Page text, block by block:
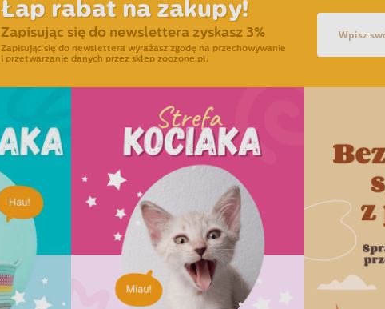
Łap rabat na zakupy!
Zapisując się do newslettera zyskasz 3%
Zapisując się do newslettera wyrażasz zgodę na przechowywanie
i przetwarzanie danych przez sklep zoozone.pl.